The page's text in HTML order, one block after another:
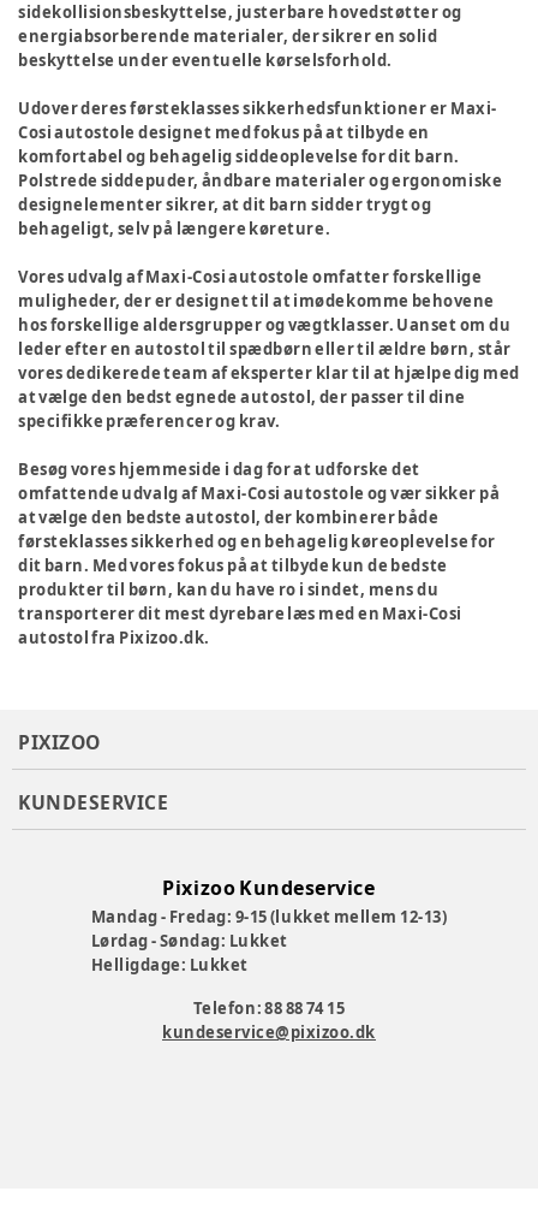
sidekollisionsbeskyttelse, justerbare hovedstøtter og
energiabsorberende materialer, der sikrer en solid
beskyttelse under eventuelle kørselsforhold.
Udover deres førsteklasses sikkerhedsfunktioner er Maxi-
Cosi autostole designet med fokus på at tilbyde en
komfortabel og behagelig siddeoplevelse for dit barn.
Polstrede siddepuder, åndbare materialer og ergonomiske
designelementer sikrer, at dit barn sidder trygt og
behageligt, selv på længere køreture.
Vores udvalg af Maxi-Cosi autostole omfatter forskellige
muligheder, der er designet til at imødekomme behovene
hos forskellige aldersgrupper og vægtklasser. Uanset om du
leder efter en autostol til spædbørn eller til ældre børn, står
vores dedikerede team af eksperter klar til at hjælpe dig med
at vælge den bedst egnede autostol, der passer til dine
specifikke præferencer og krav.
Besøg vores hjemmeside i dag for at udforske det
omfattende udvalg af Maxi-Cosi autostole og vær sikker på
at vælge den bedste autostol, der kombinerer både
førsteklasses sikkerhed og en behagelig køreoplevelse for
dit barn. Med vores fokus på at tilbyde kun de bedste
produkter til børn, kan du have ro i sindet, mens du
transporterer dit mest dyrebare læs med en Maxi-Cosi
autostol fra Pixizoo.dk.
PIXIZOO
KUNDESERVICE
Pixizoo Kundeservice
Mandag - Fredag: 9-15 (lukket mellem 12-13)
Lørdag - Søndag: Lukket
Helligdage: Lukket
Telefon: 88 88 74 15
kundeservice@pixizoo.dk